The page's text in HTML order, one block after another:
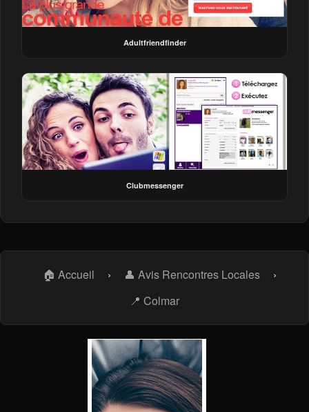
Adultfriendfinder
Clubmessenger
🏠 Accueil › 👤 Avis Rencontres Locales
›
📍 Colmar